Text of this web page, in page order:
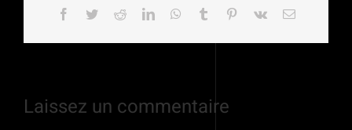
Facebook
TwitterRedditLinkedInWhatsApp
Tumblr Pinterest
Vk Email
Laissez un commentaire